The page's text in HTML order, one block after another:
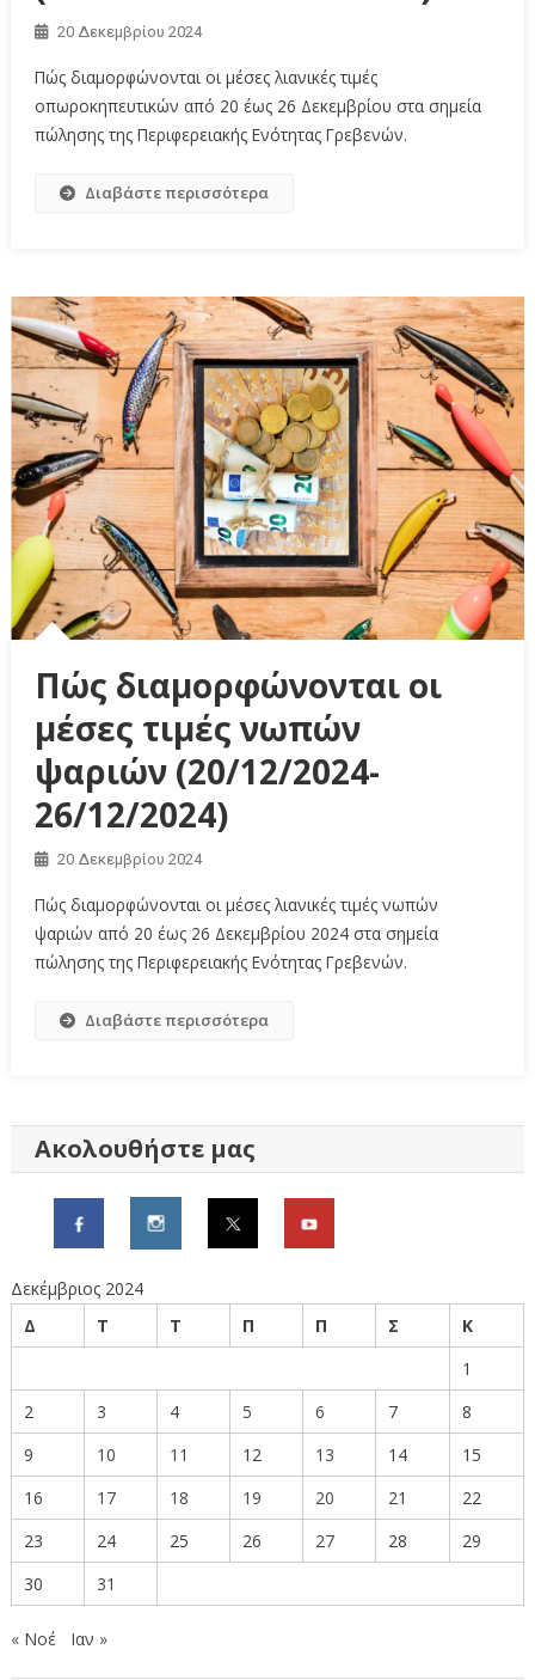
20 Δεκεμβρίου 2024
Πώς διαμορφώνονται οι μέσες λιανικές τιμές
οπωροκηπευτικών από 20 έως 26 Δεκεμβρίου στα σημεία
πώλησης της Περιφερειακής Ενότητας Γρεβενών.
Διαβάστε περισσότερα
Πώς διαμορφώνονται οι
μέσες τιμές νωπών
ψαριών (20/12/2024-
26/12/2024)
20 Δεκεμβρίου 2024
Πώς διαμορφώνονται οι μέσες λιανικές τιμές νωπών
ψαριών από 20 έως 26 Δεκεμβρίου 2024 στα σημεία
πώλησης της Περιφερειακής Ενότητας Γρεβενών.
Διαβάστε περισσότερα
Ακολουθήστε μας
Δεκέμβριος 2024
Δ
Τ Τ Π Π Σ
Κ
1
2
3 4 5 6 7
8
9
10 11 12 13 14
15
16
17 18 19 20 21
22
23
24 25 26 27 28
29
30
31
« Νοέ Ιαν »